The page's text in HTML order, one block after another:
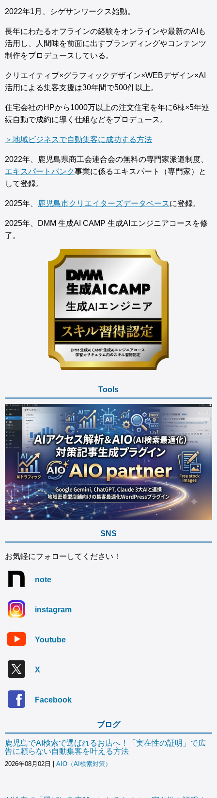
2022年1月、シゲサンワークス始動。
長年にわたるオフラインの経験をオンラインや最新のAIも
活用し、人間味を前面に出すブランディングやコンテンツ
制作をプロデュースしている。
クリエイティブ×グラフィックデザイン×WEBデザイン×AI
活用による集客支援は30年間で500件以上。
住宅会社のHPから1000万以上の注文住宅を年に6棟×5年連
続自動で成約に導く仕組などをプロデュース。
＞地域ビジネスで自動集客に成功する方法
2022年、鹿児島県商工会連合会の無料の専門家派遣制度、
エキスパートバンク事業に係るエキスパート（専門家）と
して登録。
2025年、 鹿児島市クリエイターズデータベースに登録。
2025年、DMM 生成AI CAMP 生成AIエンジニアコースを修
了。
Tools
SNS
お気軽にフォローしてください！
note
instagram
Youtube
X
Facebook
ブログ
鹿児島でAI検索で選ばれるお店へ！「実在性の証明」で広
告に頼らない自動集客を叶える方法
2026年08月02日 AIO（AI検索対策）